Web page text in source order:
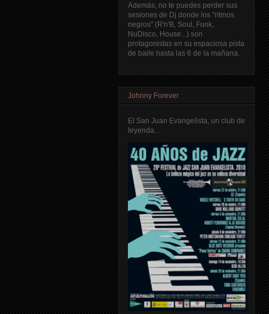
Además, no te puedes perder sus
sesiones de Dj donde los "ritmos
negros" (R'n'B, Soul, Funk,
NuDisco, House...) son
protagonistas en su espaciosa pista
de baile hasta las 6 de la mañana.
Johnny Forever
El San Juan Evangelista, un club de
leyenda...